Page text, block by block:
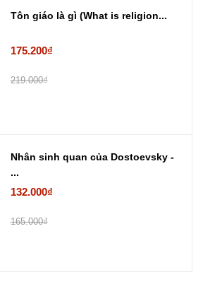
Tôn giáo là gì (What is religion...
175.200₫
219.000₫
Nhân sinh quan của Dostoevsky -
...
132.000₫
165.000₫